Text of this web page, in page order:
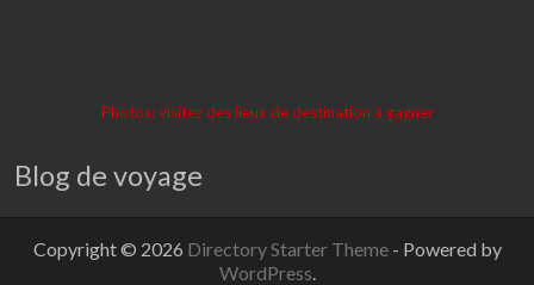
Photos: visitez des lieux de destination à gagner
Blog de voyage
Copyright © 2026 Directory Starter Theme - Powered by
WordPress